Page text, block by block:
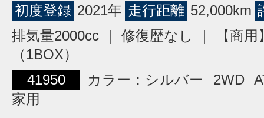
初度登録 2021年 走行距離 52,000km
排気量2000cc ｜ 修復歴なし ｜ 【商用
（1BOX）
41950
カラー：シルバー 2WD
家用